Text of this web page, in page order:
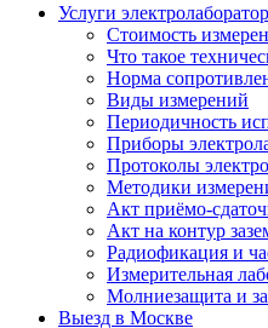
Услуги
Стоимость
Что такое
Норма
Виды измерений
Периодичность
Приборы
Протоколы
Методики
Акт приёмо-
Акт на контур
Радиофикация и
Измерительная
Молниезащита и
Выезд в Москве